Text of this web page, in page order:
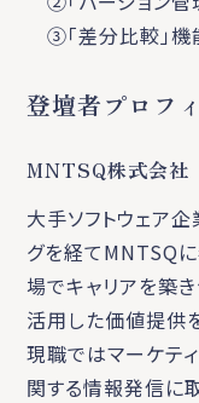
③「差分比較」機
登壇者プロフ
MNTSQ株式会
大手ソフトウェア
グを経てMNTSQ
場でキャリアを築
活用した価値提供
現職ではマーケテ
関する情報発信に